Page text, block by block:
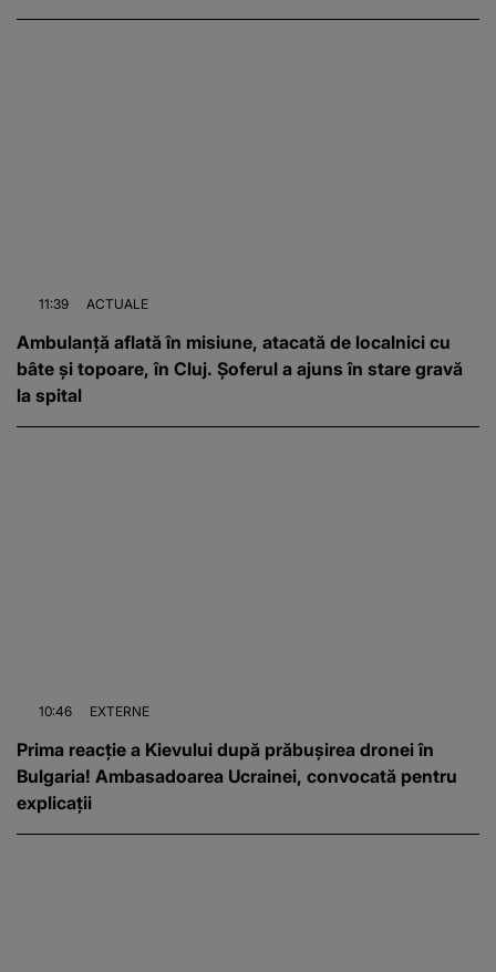
11:39 ACTUALE
Ambulanță aflată în misiune, atacată de localnici cu
bâte și topoare, în Cluj. Șoferul a ajuns în stare gravă
la spital
10:46 EXTERNE
Prima reacție a Kievului după prăbușirea dronei în
Bulgaria! Ambasadoarea Ucrainei, convocată pentru
explicații